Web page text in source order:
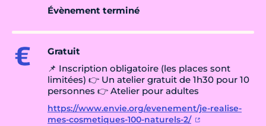
Évènement terminé
Gratuit
📌 Inscription obligatoire (les places sont
limitées) 👉 Un atelier gratuit de 1h30 pour 10
personnes 👉 Atelier pour adultes
https://www.envie.org/evenement/je-realise-
mes-cosmetiques-100-naturels-2/